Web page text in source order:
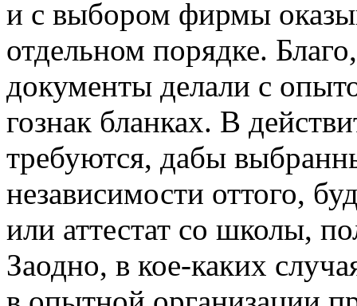
и с выбором фирмы
отдельном порядке.
документы делали с
гознак бланках. В
требуются, дабы
независимости оттого,
или аттестат со школы,
Заодно, в кое-каких